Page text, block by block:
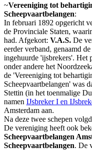
~Vereeniging tot
Scheepvaartbelangen:
In februari 1892 opgericht
de Provinciale Staten,
had. Afgekort: V.A.S. De
eerder verband, genaamd
ingehuurde 'ijsbrekers'. Het
onder andere het
de 'Vereeniging tot
Scheepvaartbelangen' was
Stettin (in het toenmalige
namen IJsbreker I en
Amsterdam aan.
Na deze twee schepen
De vereniging heeft ook
Scheepvaartbelangen
Scheepvaartbelangen. De